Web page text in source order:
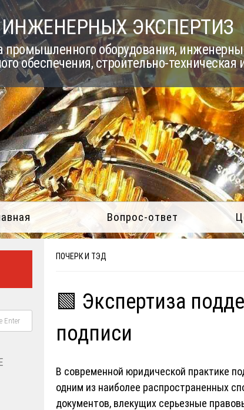
ЭКСПЕРТИЗ
промышленного оборудования,
обеспечения, строительно-техническая
Вопрос-ответ
ПОЧЕРК И ТЭД
🟩 Экспертиза
подписи
В современной юридической практике
одним из наиболее распространенных
документов, влекущих серьезные